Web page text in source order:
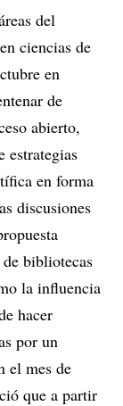
del
ciencias de
en
de
abierto,
estrategias
en forma
discusiones
bibliotecas
la influencia
hacer
por un
el mes de
que a partir